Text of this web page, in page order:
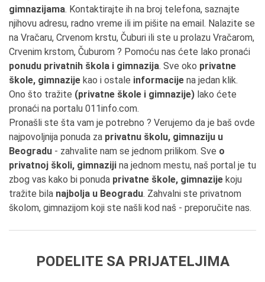
gimnazijama. Kontaktirajte ih na broj telefona, saznajte
njihovu adresu, radno vreme ili im pišite na email. Nalazite se
na Vračaru, Crvenom krstu, Čuburi ili ste u prolazu Vračarom,
Crvenim krstom, Čuburom ? Pomoću nas ćete lako pronaći
ponudu privatnih škola i gimnazija. Sve oko privatne
škole, gimnazije kao i ostale informacije na jedan klik.
Ono što tražite (privatne škole i gimnazije) lako ćete
pronaći na portalu 011info.com.
Pronašli ste šta vam je potrebno ? Verujemo da je baš ovde
najpovoljnija ponuda za privatnu školu, gimnaziju u
Beogradu - zahvalite nam se jednom prilikom. Sve o
privatnoj školi, gimnaziji na jednom mestu, naš portal je tu
zbog vas kako bi ponuda privatne škole, gimnazije koju
tražite bila najbolja u Beogradu. Zahvalni ste privatnom
školom, gimnazijom koji ste našli kod naš - preporučite nas.
PODELITE SA PRIJATELJIMA